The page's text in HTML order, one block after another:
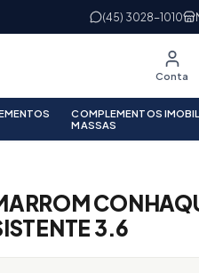
(45) 3028-1010
Conta
COMPLEMENTOS
MASSAS
3.6